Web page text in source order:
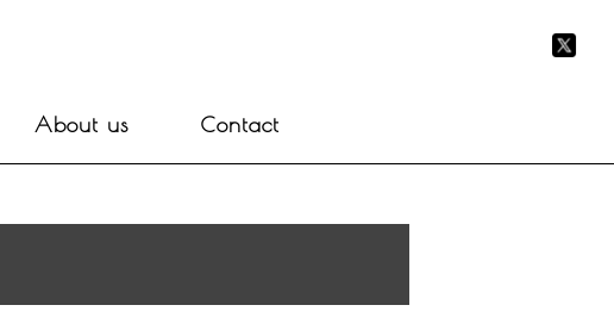
About us Contact